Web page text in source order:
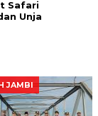
Safari
Unja
JAMBI